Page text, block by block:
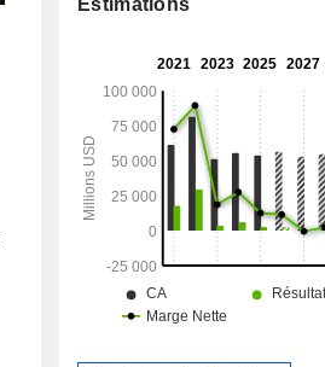
(2,6%), Mexique (2,5%), Inde (2,4%),
Maroc (0,8%), Egypte (0,8%) et autres
Estimations